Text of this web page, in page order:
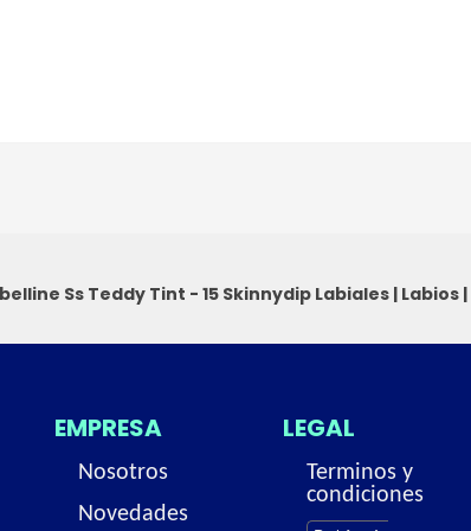
Ss Teddy Tint - 15 Skinnydip Labiales | Labios |
EMPRESA
Nosotros
Novedades
LEGAL
Terminos y
condiciones